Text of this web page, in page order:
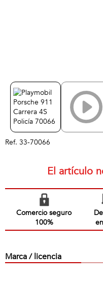
Ref. 33-70066
El artículo
Comercio seguro
100%
Marca / licencia